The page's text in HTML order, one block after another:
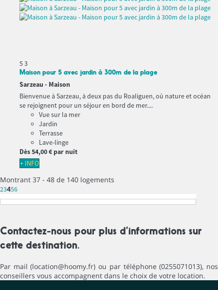
53
Maison pour 5 avec jardin à 300m de la plage
Sarzeau - Maison
Bienvenue à Sarzeau, à deux pas du Roaliguen, où nature et océan
se rejoignent pour un séjour en bord de mer....
Vue sur la mer
Jardin
Terrasse
Lave-linge
Dès54,00 € par nuit
+ INFO
Montrant 37 - 48 de 140 logements
23456
Contactez-nous pour plus d’informations sur
cette destination.
Par mail (location@hoomy.fr) ou par téléphone (0255071013), nos
conseillers vous accompagnent dans le choix de votre location.